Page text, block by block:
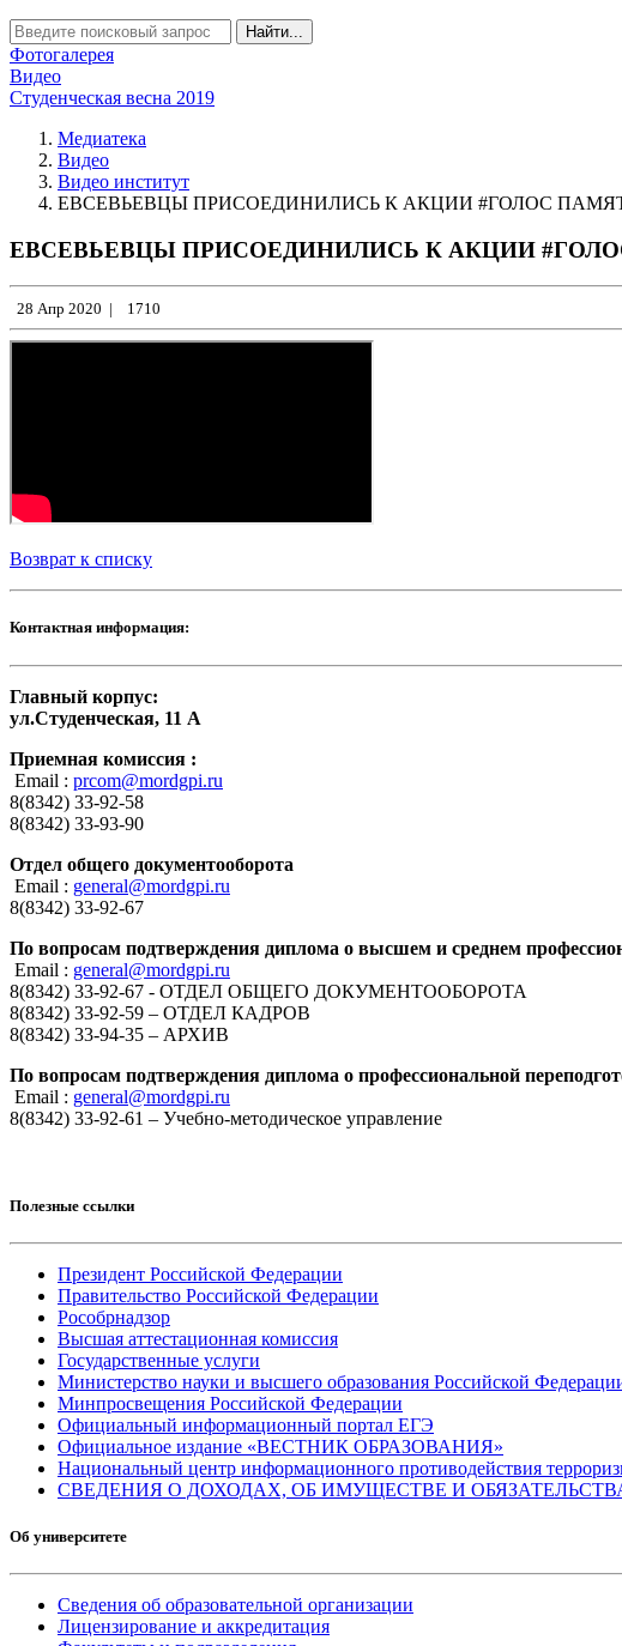
Найти...
Фотогалерея
Видео
Студенческая весна 2019
Медиатека
Видео
Видео институт
ЕВСЕВЬЕВЦЫ ПРИСОЕДИНИЛИСЬ К АКЦИИ #ГОЛОС
ЕВСЕВЬЕВЦЫ ПРИСОЕДИНИЛИСЬ К АКЦИИ
28 Апр 2020 | 1710
Возврат к списку
Контактная информация:
Главный корпус:
ул.Студенческая, 11 А
Приемная комиссия :
Email : prcom@mordgpi.ru
8(8342) 33-92-58
8(8342) 33-93-90
Отдел общего документооборота
Email : general@mordgpi.ru
8(8342) 33-92-67
По вопросам подтверждения диплома о высшем и среднем
Email : general@mordgpi.ru
8(8342) 33-92-67 - ОТДЕЛ ОБЩЕГО ДОКУМЕНТООБОРОТА
8(8342) 33-92-59 – ОТДЕЛ КАДРОВ
8(8342) 33-94-35 – АРХИВ
По вопросам подтверждения диплома о профессиональной
Email : general@mordgpi.ru
8(8342) 33-92-61 – Учебно-методическое управление
Полезные ссылки
Президент Российской Федерации
Правительство Российской Федерации
Рособрнадзор
Высшая аттестационная комиссия
Государственные услуги
Министерство науки и высшего образования Российской
Минпросвещения Российской Федерации
Официальный информационный портал ЕГЭ
Официальное издание «ВЕСТНИК ОБРАЗОВАНИЯ»
Национальный центр информационного противодействия
СВЕДЕНИЯ О ДОХОДАХ, ОБ ИМУЩЕСТВЕ И
Об университете
Сведения об образовательной организации
Лицензирование и аккредитация